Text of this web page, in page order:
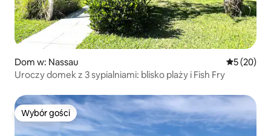
Dom w: Nassau Średnia
5 (20)
Uroczy domek z 3 sypialniami: blisko plaży i Fish Fry
Wybór gości
Wybór gości